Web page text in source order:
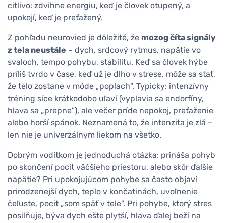
citlivo: zdvihne energiu, keď je človek otupený, a
upokojí, keď je preťažený.
Z pohľadu neurovied je dôležité, že mozog číta signály
z tela neustále – dych, srdcový rytmus, napätie vo
svaloch, tempo pohybu, stabilitu. Keď sa človek hýbe
príliš tvrdo v čase, keď už je dlho v strese, môže sa stať,
že telo zostane v móde „poplach". Typicky: intenzívny
tréning síce krátkodobo uľaví (vyplavia sa endorfíny,
hlava sa „prepne"), ale večer príde nepokoj, preťaženie
alebo horší spánok. Neznamená to, že intenzita je zlá –
len nie je univerzálnym liekom na všetko.
Dobrým vodítkom je jednoduchá otázka: prináša pohyb
po skončení pocit väčšieho priestoru, alebo skôr ďalšie
napätie? Pri upokojujúcom pohybe sa často objaví
prirodzenejší dych, teplo v končatinách, uvoľnenie
čeľuste, pocit „som späť v tele". Pri pohybe, ktorý stres
posilňuje, býva dych ešte plytší, hlava ďalej beží na